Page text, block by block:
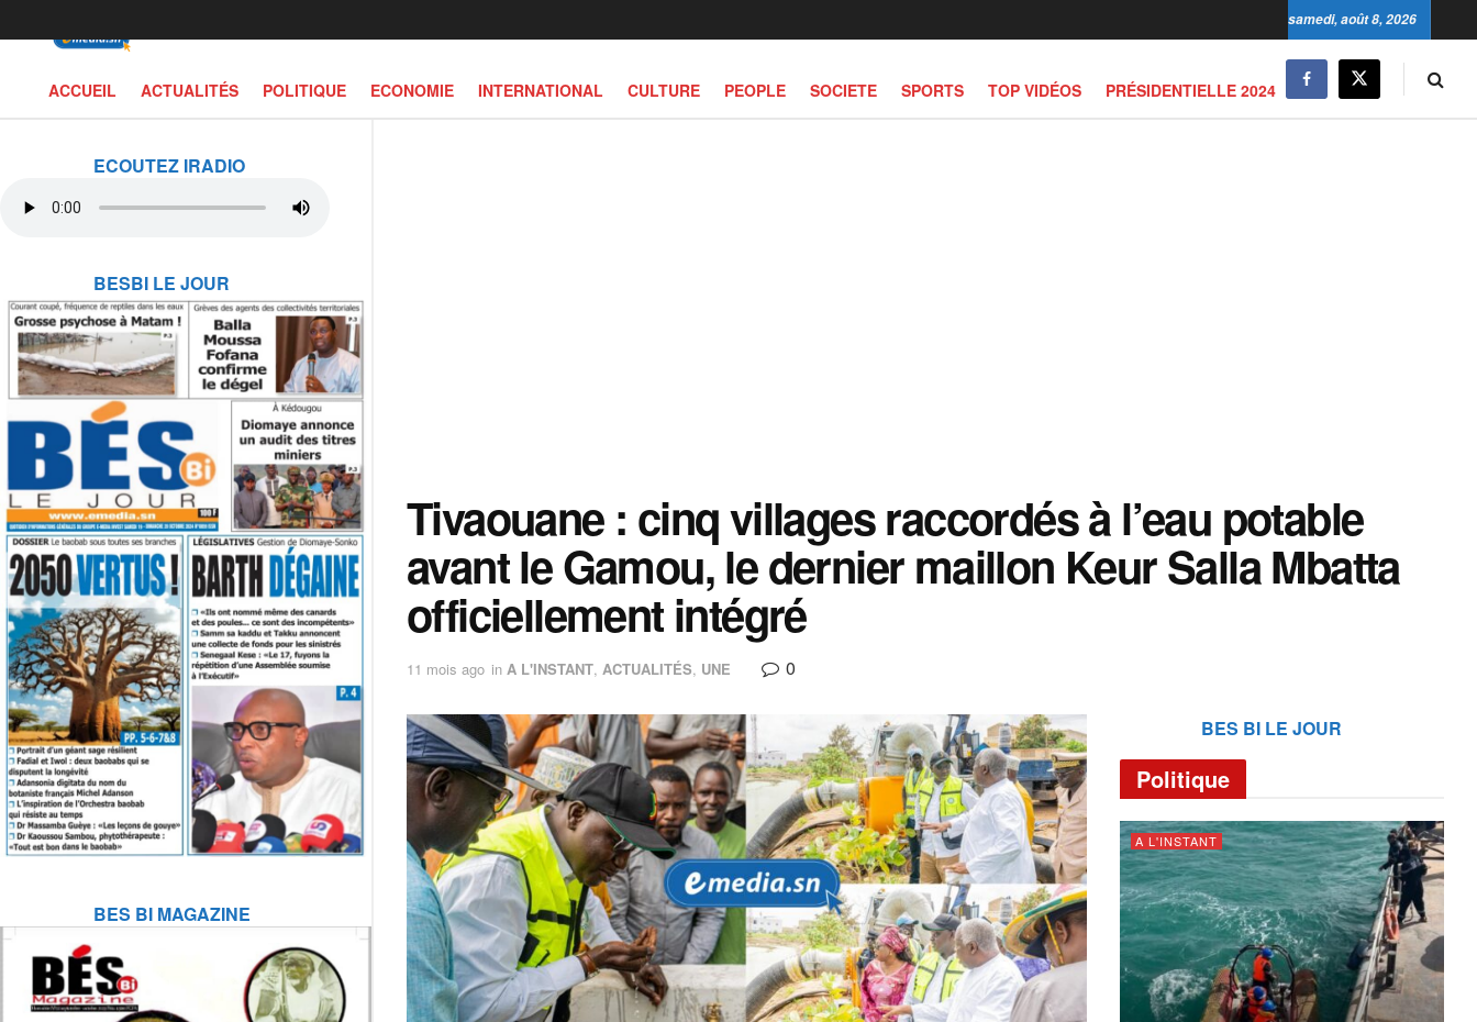
ECOUTEZ IRADIO
BESBI LE JOUR
BES BI MAGAZINE
samedi, août 8, 2026
ACCUEIL ACTUALITÉS POLITIQUE ECONOMIE INTERNATIONAL CULTURE PEOPLE SOCIETE SPORTS TOP VIDÉOS PRÉSIDENTIELLE 2024
Tivaouane : cinq villages raccordés à l’eau potable
avant le Gamou, le dernier maillon Keur Salla Mbatta
officiellement intégré
11 mois ago in A L'INSTANT, ACTUALITÉS, UNE 0
BES BI LE JOUR
Politique
A L'INSTANT